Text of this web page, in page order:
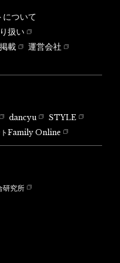
について
扱い
載
運営会社
dancyu
STYLE
トFamily Online
究所